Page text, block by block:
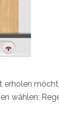
wählen: